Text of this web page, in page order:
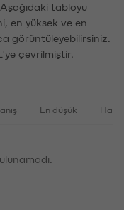
tabloyu
en yüksek ve en
görüntüleyebilirsiniz.
çevrilmiştir.
En düşük